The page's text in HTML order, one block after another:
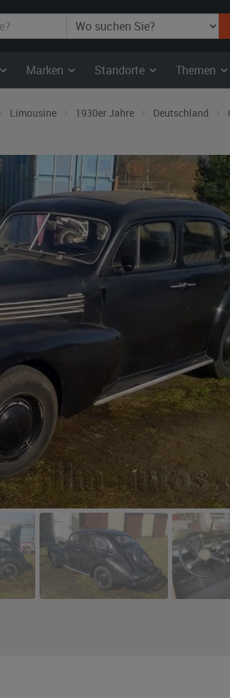
Marken Standorte Themen
Limousine 1930er Jahre Deutschland